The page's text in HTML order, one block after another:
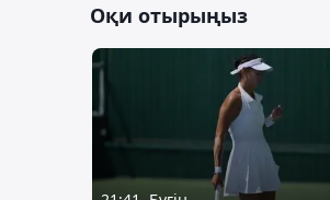
Оқи отырыңыз